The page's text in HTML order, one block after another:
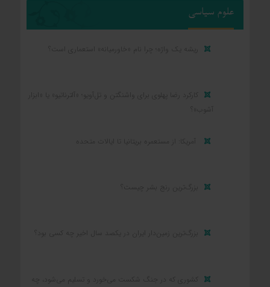
علوم سیاسی
ریشه یک واژه؛ چرا نام «خاورمیانه» استعماری است؟
آمریکا: از مستعمره بریتانیا تا ایالات متحده
بزرگ‌ترین رنج بشر چیست؟
بزرگ‌ترین زمین‌دار ایران در یکصد سال اخیر چه کسی بود؟
کشوری که در جنگ شکست می‌خورد و تسلیم می‌شود، چه